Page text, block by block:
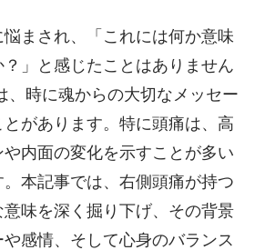
まされ、「これには何か意味
」と感じたことはありません
、時に魂からの大切なメッセー
があります。特に頭痛は、高
内面の変化を示すことが多い
本記事では、右側頭痛が持つ
意味を深く掘り下げ、その背景
感情、そして心身のバランス